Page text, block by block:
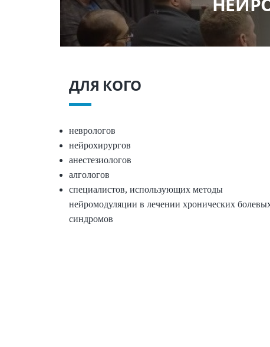
ДЛЯ КОГО
неврологов
нейрохирургов
анестезиологов
алгологов
специалистов, использующих методы
нейромодуляции в лечении хронических
синдромов